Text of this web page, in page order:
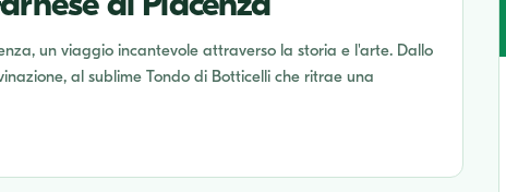
un viaggio incantevole attraverso la storia e l'arte. Dallo
al sublime Tondo di Botticelli che ritrae una